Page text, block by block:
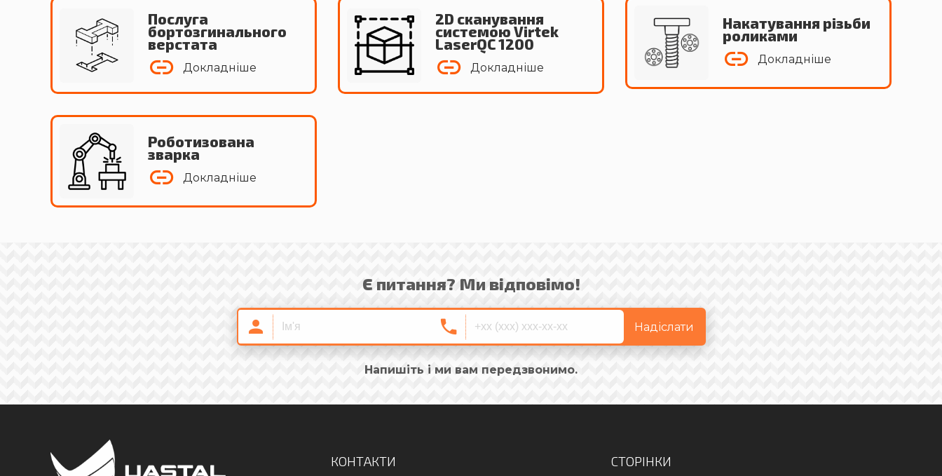
Послуга
бортозгинального
верстата
Докладніше
2D сканування
системою Virtek
LaserQC 1200
Докладніше
Накатування різьби
роликами
Докладніше
Роботизована
зварка
Докладніше
Є питання? Ми відповімо!
Надіслати
Напишіть і ми вам передзвонимо.
КОНТАКТИ СТОРІНКИ